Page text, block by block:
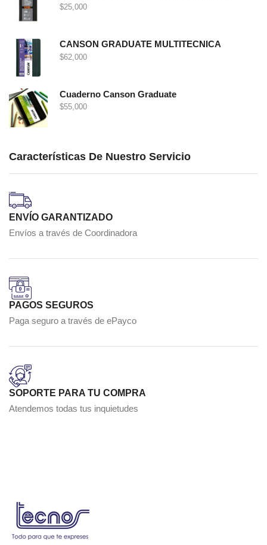
$25,000
CANSON GRADUATE MULTITECNICA
$62,000
Cuaderno Canson Graduate
$55,000
Características De Nuestro Servicio
ENVÍO GARANTIZADO
Envíos a través de Coordinadora
PAGOS SEGUROS
Paga seguro a través de ePayco
SOPORTE PARA TU COMPRA
Atendemos todas tus inquietudes